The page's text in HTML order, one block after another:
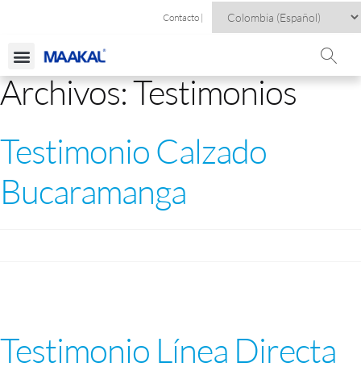
Contacto |
Archivos:Testimonios
Testimonio Calzado
Bucaramanga
Testimonio Línea Directa